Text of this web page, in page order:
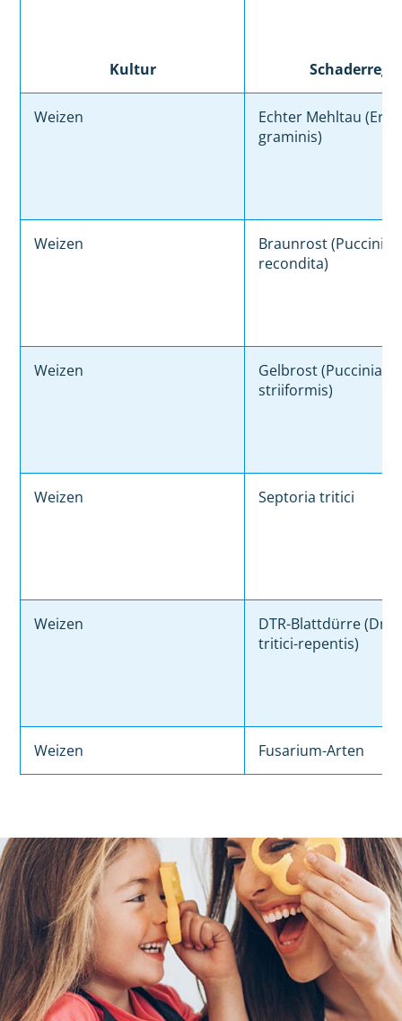
Kultur
Weizen
Echter Mehltau
graminis)
Weizen
Braunrost (Puccinia
recondita)
Weizen
Gelbrost (Puccinia
striiformis)
Weizen Septoria tritici
Weizen
DTR-Blattdürre
tritici-repentis)
Weizen Fusarium-Arten